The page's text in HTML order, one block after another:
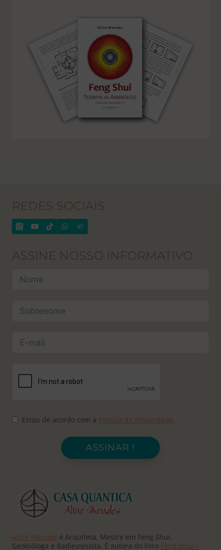
REDES SOCIAIS
ASSINE NOSSO INFORMATIVO
Estou de acordo com a Política de Privacidade.
ASSINAR !
Aline Mendes é Arquiteta, Mestre em Feng Shui,
Geobióloga e Radiestesista. É autora do livro Feng Shui –